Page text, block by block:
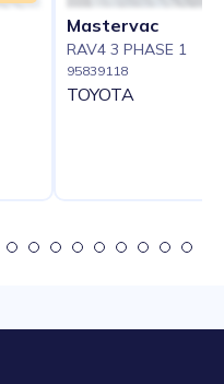
Mastervac
RAV4 3 PHASE 1
95839118
TOYOTA